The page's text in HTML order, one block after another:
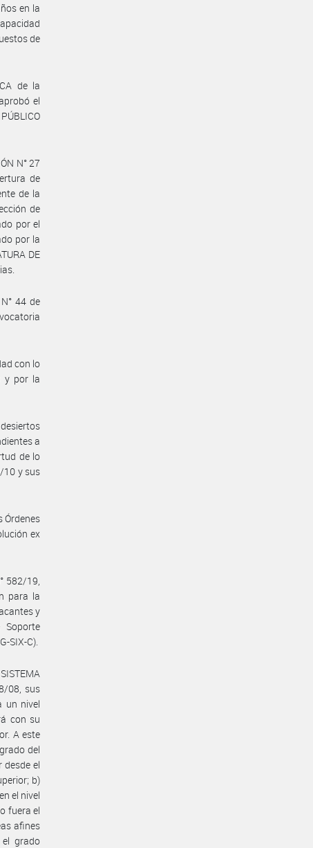
en la
de
de la
el
N° 27
de
de la
de
por el
por la
DE
44 de
con lo
y por la
a
de lo
10 y sus
Órdenes
ex
582/19,
para la
y
Soporte
SIX-C).
08, sus
un nivel
con su
A este
del
desde el
b)
el nivel
fuera el
afines
grado